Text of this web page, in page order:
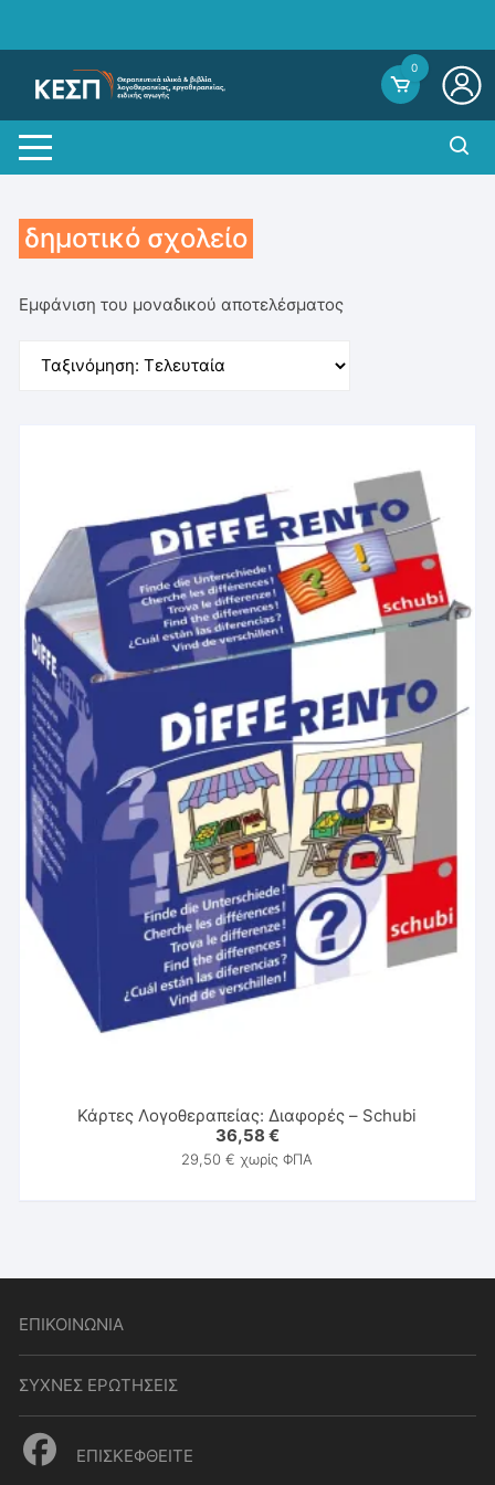
0
δημοτικό σχολείο
Εμφάνιση του μοναδικού αποτελέσματος
Κάρτες Λογοθεραπείας: Διαφορές – Schubi
36,58 €
29,50€ χωρίς ΦΠΑ
ΕΠΙΚΟΙΝΩΝΙΑ
ΣΥΧΝΕΣ ΕΡΩΤΗΣΕΙΣ
ΕΠΙΣΚΕΦΘΕΙΤΕ